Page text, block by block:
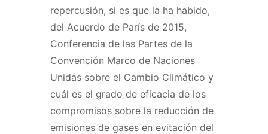
repercusión, si es que la ha habido,
del Acuerdo de París de 2015,
Conferencia de las Partes de la
Convención Marco de Naciones
Unidas sobre el Cambio Climático y
cuál es el grado de eficacia de los
compromisos sobre la reducción de
emisiones de gases en evitación del